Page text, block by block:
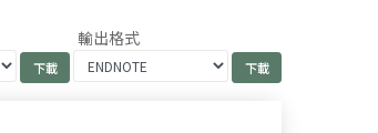
輸出格式